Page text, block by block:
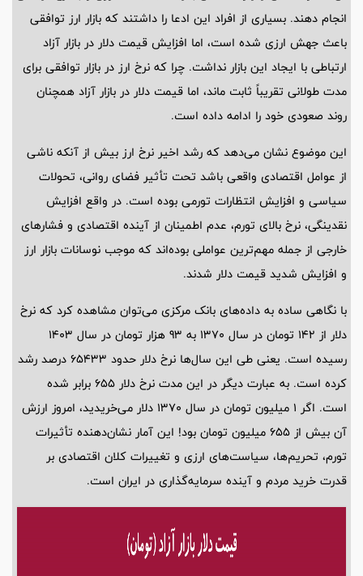
انجام دهند. بسیاری از افراد این ادعا را داشتند که بازار ارز توافقی
باعث جهش ارزی شده است، اما افزایش قیمت دلار در بازار آزاد
ارتباطی با ایجاد این بازار نداشت. چرا که نرخ ارز در بازار توافقی برای
مدت طولانی تقریباً ثابت ماند، اما قیمت دلار در بازار آزاد همچنان
روند صعودی خود را ادامه داده است.
این موضوع نشان می‌دهد که رشد اخیر نرخ ارز بیش از آنکه ناشی
از عوامل اقتصادی واقعی باشد تحت تأثیر فضای روانی، تحولات
سیاسی و افزایش انتظارات تورمی بوده است. در واقع افزایش
نقدینگی، نرخ بالای تورم، عدم اطمینان از آینده اقتصادی و فشار‌های
خارجی از جمله مهم‌ترین عواملی بوده‌اند که موجب نوسانات بازار ارز
و افزایش شدید قیمت دلار شدند.
با نگاهی ساده به داده‌های بانک مرکزی می‌توان مشاهده کرد که نرخ
دلار از 142 تومان در سال 1370 به 93 هزار تومان در سال 1403
رسیده است. یعنی طی این سال‌ها نرخ دلار حدود 65433 درصد رشد
کرده است. به عبارت دیگر در این مدت نرخ دلار 655 برابر شده
است. اگر 1 میلیون تومان در سال 1370 دلار می‌خریدید، امروز ارزش
آن بیش از 655 میلیون تومان بود! این آمار نشان‌دهنده تأثیرات
تورم، تحریم‌ها، سیاست‌های ارزی و تغییرات کلان اقتصادی بر
قدرت خرید مردم و آینده سرمایه‌گذاری در ایران است.